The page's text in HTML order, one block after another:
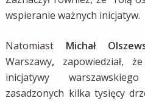
wspieranie ważnych inicjatyw.
Natomiast Michał
Warszawy, zapowiedział,
inicjatywy
zasadzonych kilka tysięcy